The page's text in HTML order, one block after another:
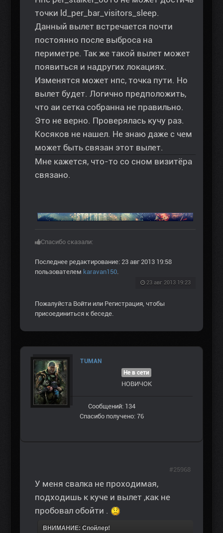
точки ld_per_bar_visitors_sleep.
Данный вылет встречается почти
постоянно после выброса на
периметре. Так же такой вылет может
появиться и надругих локациях.
Изменятся может нпс, точка пути. Но
вылет будет. Логично предположить,
что аи сетка собранна не правильно.
Это не верно. Проверялась кучу раз.
Косяков не нашел. Не знаю даже с чем
может быть связан этот вылет.
Мне кажется, что-то со сном визитёра
связано.
Спасибо сказали:
Последнее редактирование: 23 авг 2013 19:58
пользователем karavan150
23 авг 2013 19:23
Пожалуйста Войти или Регистрация , чтобы
присоединиться к беседе.
TUMAN
Не в сети
НОВИЧОК
Сообщений: 134
Спасибо получено: 76
У меня свалка не проходимая,
подходишь к куче и вылет ,как не
пробовал обойти .
ВНИМАНИЕ: Спойлер!
#25968